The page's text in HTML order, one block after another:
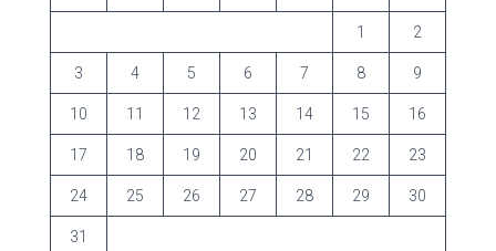
1 2
3 4 5 6 7 8 9
10 11 12 13 14 15 16
17 18 19 20 21 22 23
24 25 26 27 28 29 30
31